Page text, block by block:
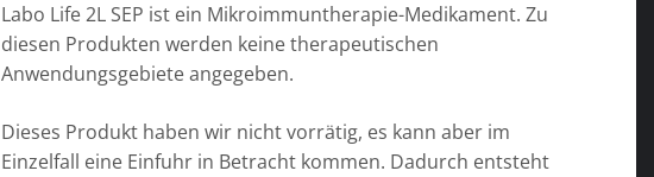
Labo Life 2L SEP ist ein Mikroimmuntherapie-Medikament. Zu
diesen Produkten werden keine therapeutischen
Anwendungsgebiete angegeben.
Dieses Produkt haben wir nicht vorrätig, es kann aber im
Einzelfall eine Einfuhr in Betracht kommen. Dadurch entsteht